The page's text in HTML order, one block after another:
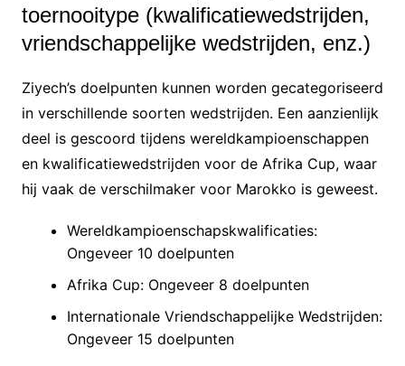
toernooitype (kwalificatiewedstrijden,
vriendschappelijke wedstrijden, enz.)
Ziyech’s doelpunten kunnen worden gecategoriseerd
in verschillende soorten wedstrijden. Een aanzienlijk
deel is gescoord tijdens wereldkampioenschappen
en kwalificatiewedstrijden voor de Afrika Cup, waar
hij vaak de verschilmaker voor Marokko is geweest.
Wereldkampioenschapskwalificaties:
Ongeveer 10 doelpunten
Afrika Cup: Ongeveer 8 doelpunten
Internationale Vriendschappelijke Wedstrijden:
Ongeveer 15 doelpunten